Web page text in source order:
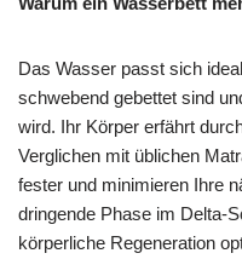
Das Wasser passt sich
schwebend gebettet sind
wird. Ihr Körper erfährt
Verglichen mit üblichen
fester und minimieren Ihre
dringende Phase im Delta-
körperliche Regeneration